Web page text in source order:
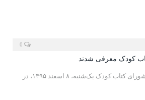
کودک معرفی شدند
پنجاه و چهارمین سالگرد شورای کتاب کودک یک‌شنبه، ۸ اسفند ۱۳۹۵، در